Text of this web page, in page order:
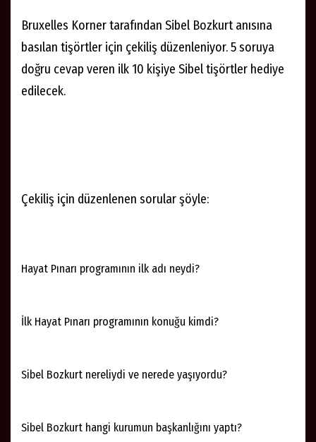
Bruxelles Korner tarafından Sibel Bozkurt anısına
basılan tişörtler için çekiliş düzenleniyor. 5 soruya
doğru cevap veren ilk 10 kişiye Sibel tişörtler hediye
edilecek.
Çekiliş için düzenlenen sorular şöyle:
Hayat Pınarı programının ilk adı neydi?
İlk Hayat Pınarı programının konuğu kimdi?
Sibel Bozkurt nereliydi ve nerede yaşıyordu?
Sibel Bozkurt hangi kurumun başkanlığını yaptı?